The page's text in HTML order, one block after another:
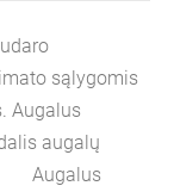
sąlygomis
Augalus
augalų